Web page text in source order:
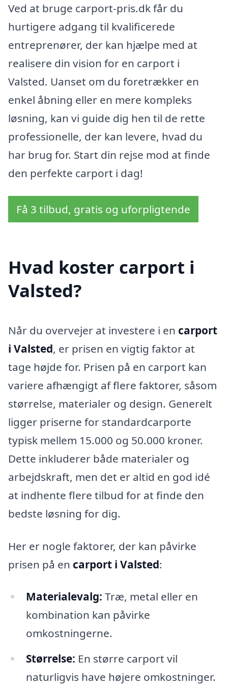
Ved at bruge carport-pris.dk får du
hurtigere adgang til kvalificerede
entreprenører, der kan hjælpe med at
realisere din vision for en carport i
Valsted. Uanset om du foretrækker en
enkel åbning eller en mere kompleks
løsning, kan vi guide dig hen til de rette
professionelle, der kan levere, hvad du
har brug for. Start din rejse mod at finde
den perfekte carport i dag!
Få 3 tilbud, gratis og uforpligtende
Hvad koster carport i
Valsted?
Når du overvejer at investere i en carport
i Valsted, er prisen en vigtig faktor at
tage højde for. Prisen på en carport kan
variere afhængigt af flere faktorer, såsom
størrelse, materialer og design. Generelt
ligger priserne for standardcarporte
typisk mellem 15.000 og 50.000 kroner.
Dette inkluderer både materialer og
arbejdskraft, men det er altid en god idé
at indhente flere tilbud for at finde den
bedste løsning for dig.
Her er nogle faktorer, der kan påvirke
prisen på en carport i Valsted:
Materialevalg: Træ, metal eller en
kombination kan påvirke
omkostningerne.
Størrelse: En større carport vil
naturligvis have højere omkostninger.